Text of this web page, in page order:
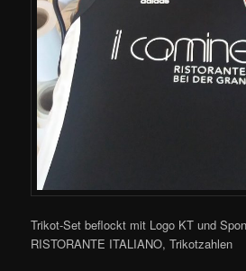
Trikot-Set beflockt mit Logo KT und
RISTORANTE ITALIANO, Trikotzahlen